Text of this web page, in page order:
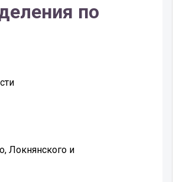
по
Локнянского и